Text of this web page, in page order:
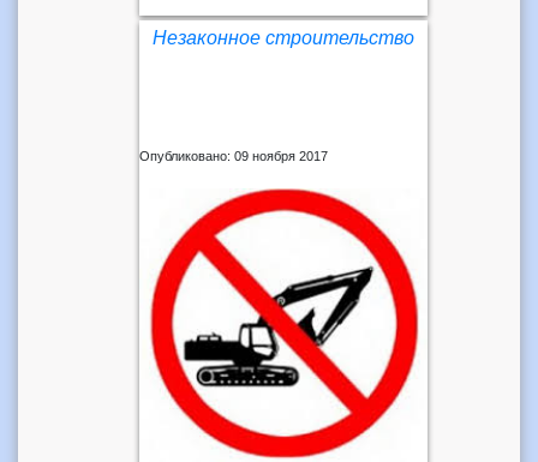
Незаконное строительство
Опубликовано: 09 ноября 2017